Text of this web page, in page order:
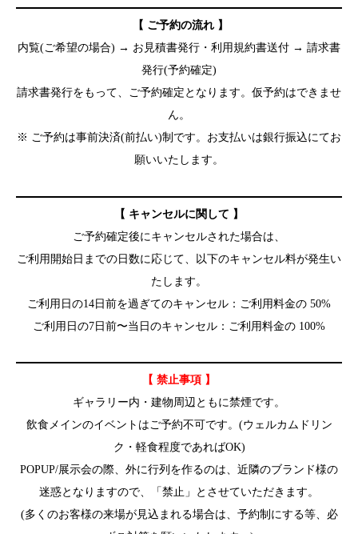
【 ご予約の流れ 】
内覧(ご希望の場合) → お見積書発行・利用規約書送付 → 請求書
発行(予約確定)
請求書発行をもって、ご予約確定となります。仮予約はできませ
ん。
※ ご予約は事前決済(前払い)制です。お支払いは銀行振込にてお
願いいたします。
【 キャンセルに関して 】
ご予約確定後にキャンセルされた場合は、
ご利用開始日までの日数に応じて、以下のキャンセル料が発生い
たします。
ご利用日の14日前を過ぎてのキャンセル：ご利用料金の 50%
ご利用日の7日前〜当日のキャンセル：ご利用料金の 100%
【 禁止事項 】
ギャラリー内・建物周辺ともに禁煙です。
飲食メインのイベントはご予約不可です。(ウェルカムドリン
ク・軽食程度であればOK)
POPUP/展示会の際、外に行列を作るのは、近隣のブランド様の
迷惑となりますので、「禁止」とさせていただきます。
(多くのお客様の来場が見込まれる場合は、予約制にする等、必